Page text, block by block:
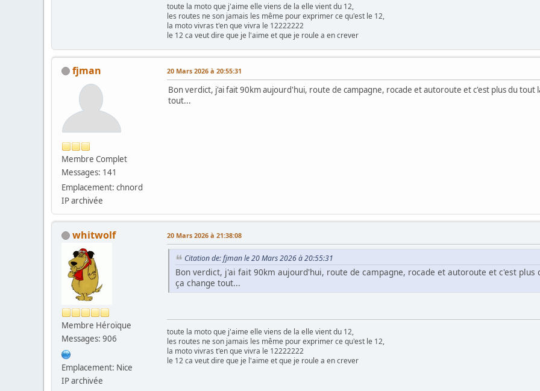
toute la moto que j'aime elle viens de la elle vient du 12,
les routes ne son jamais les même pour exprimer ce qu'est le 12,
la moto vivras t'en que vivra le 12222222
le 12 ca veut dire que je l'aime et que je roule a en crever
fjman
Membre Complet
Messages: 141
Emplacement: chnord
IP archivée
20 Mars 2026 à 20:55:31
Bon verdict, j'ai fait 90km aujourd'hui, route de campagne, rocade et autoroute et c'est plus du
tout...
whitwolf
Membre Héroïque
Messages: 906
Emplacement: Nice
IP archivée
20 Mars 2026 à 21:38:08
Citation de: fjman le 20 Mars 2026 à 20:55:31
Bon verdict, j'ai fait 90km aujourd'hui, route de campagne, rocade et autoroute et c'est
ça change tout...
toute la moto que j'aime elle viens de la elle vient du 12,
les routes ne son jamais les même pour exprimer ce qu'est le 12,
la moto vivras t'en que vivra le 12222222
le 12 ca veut dire que je l'aime et que je roule a en crever